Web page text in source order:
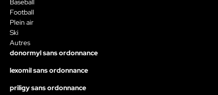
Baseball
Football
Plein air
Ski
Autres
donormyl sans ordonnance
lexomil sans ordonnance
priligy sans ordonnance